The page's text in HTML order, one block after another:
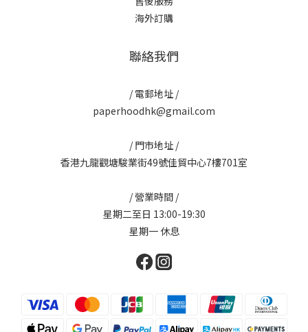
海外訂購
聯絡我們
/ 電郵地址 /
paperhoodhk@gmail.com
/ 門市地址 /
香港九龍觀塘駿業街49號佳貿中心7樓701室
/ 營業時間 /
星期二至日 13:00-19:30
星期一 休息